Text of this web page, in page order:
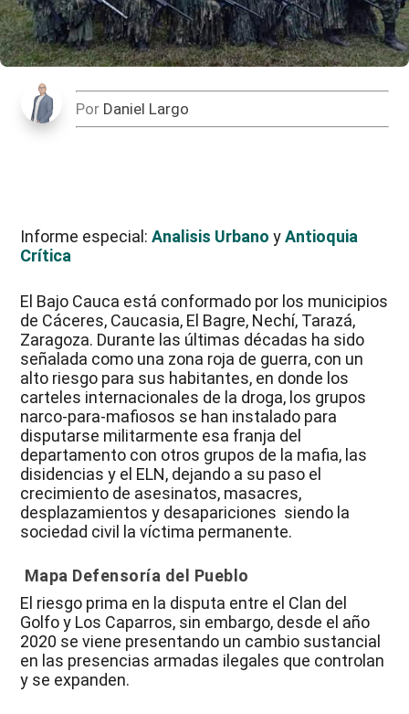
Por Daniel Largo
Informe especial:Analisis Urbano yAntioquia
Crítica
El Bajo Cauca está conformado por los municipios
de Cáceres, Caucasia, El Bagre, Nechí, Tarazá,
Zaragoza. Durante las últimas décadas ha sido
señalada como una zona roja de guerra, con un
alto riesgo para sus habitantes, en donde los
carteles internacionales de la droga, los grupos
narco-para-mafiosos se han instalado para
disputarse militarmente esa franja del
departamento con otros grupos de la mafia, las
disidencias y el ELN, dejando a su paso el
crecimiento de asesinatos, masacres,
desplazamientos y desapariciones siendo la
sociedad civil la víctima permanente.
Mapa Defensoría del Pueblo
El riesgo prima en la disputa entre el Clan del
Golfo y Los Caparros, sin embargo, desde el año
2020 se viene presentando un cambio sustancial
en las presencias armadas ilegales que controlan
y se expanden.